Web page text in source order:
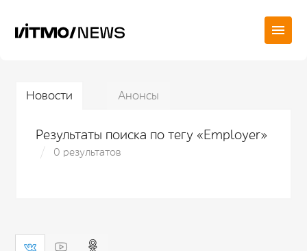
Новости Анонсы
Результаты поиска по тегу «Employer»
0 результатов